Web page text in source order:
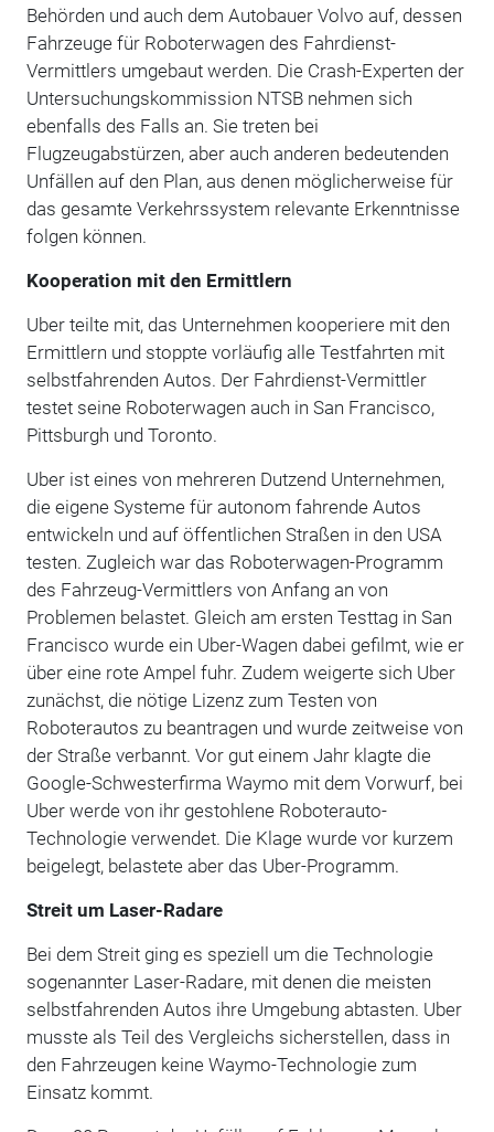
Behörden und auch dem Autobauer Volvo auf, dessen
Fahrzeuge für Roboterwagen des Fahrdienst-
Vermittlers umgebaut werden. Die Crash-Experten der
Untersuchungskommission NTSB nehmen sich
ebenfalls des Falls an. Sie treten bei
Flugzeugabstürzen, aber auch anderen bedeutenden
Unfällen auf den Plan, aus denen möglicherweise für
das gesamte Verkehrssystem relevante Erkenntnisse
folgen können.
Kooperation mit den Ermittlern
Uber teilte mit, das Unternehmen kooperiere mit den
Ermittlern und stoppte vorläufig alle Testfahrten mit
selbstfahrenden Autos. Der Fahrdienst-Vermittler
testet seine Roboterwagen auch in San Francisco,
Pittsburgh und Toronto.
Uber ist eines von mehreren Dutzend Unternehmen,
die eigene Systeme für autonom fahrende Autos
entwickeln und auf öffentlichen Straßen in den USA
testen. Zugleich war das Roboterwagen-Programm
des Fahrzeug-Vermittlers von Anfang an von
Problemen belastet. Gleich am ersten Testtag in San
Francisco wurde ein Uber-Wagen dabei gefilmt, wie er
über eine rote Ampel fuhr. Zudem weigerte sich Uber
zunächst, die nötige Lizenz zum Testen von
Roboterautos zu beantragen und wurde zeitweise von
der Straße verbannt. Vor gut einem Jahr klagte die
Google-Schwesterfirma Waymo mit dem Vorwurf, bei
Uber werde von ihr gestohlene Roboterauto-
Technologie verwendet. Die Klage wurde vor kurzem
beigelegt, belastete aber das Uber-Programm.
Streit um Laser-Radare
Bei dem Streit ging es speziell um die Technologie
sogenannter Laser-Radare, mit denen die meisten
selbstfahrenden Autos ihre Umgebung abtasten. Uber
musste als Teil des Vergleichs sicherstellen, dass in
den Fahrzeugen keine Waymo-Technologie zum
Einsatz kommt.